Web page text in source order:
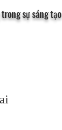
sự sáng tạo